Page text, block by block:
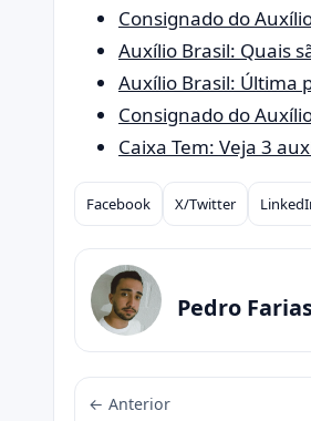
Consignado do
Auxílio Brasil: Quais
Auxílio Brasil: Última
Consignado do
Caixa Tem: Veja 3
Compartilhar
Facebook X/Twitter
Pedro Farias
← Anterior